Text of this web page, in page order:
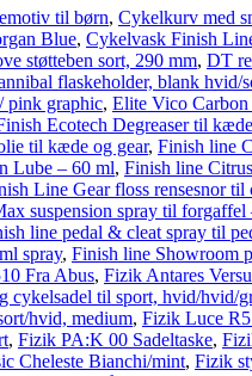
til børn, Cykelkurv med
Blue, Cykelvask Finish
støtteben sort, 290 mm, DT
flaskeholder, blank hvid/
pink graphic, Elite Vico Carbon
Ecotech Degreaser til
til kæde og gear, Finish line
Lube – 60 ml, Finish line
Line Gear floss rensesnor til
suspension spray til forgaffel
line pedal & cleat spray til
spray, Finish line Showroom
Fra Abus, Fizik Antares
cykelsadel til sport, hvid/hvid/
hvid, medium, Fizik Luce
, Fizik PA:K 00 Sadeltaske,
Cheleste Bianchi/mint, Fizik